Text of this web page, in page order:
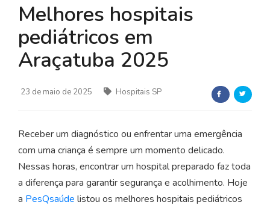
Melhores hospitais
pediátricos em
Araçatuba 2025
23 de maio de 2025 Hospitais SP
Receber um diagnóstico ou enfrentar uma emergência
com uma criança é sempre um momento delicado.
Nessas horas, encontrar um hospital preparado faz toda
a diferença para garantir segurança e acolhimento. Hoje
a PesQsaúde listou os melhores hospitais pediátricos